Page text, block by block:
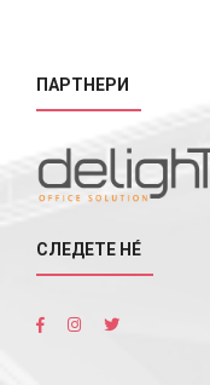
ПАРТНЕРИ
СЛЕДЕТЕ НÉ